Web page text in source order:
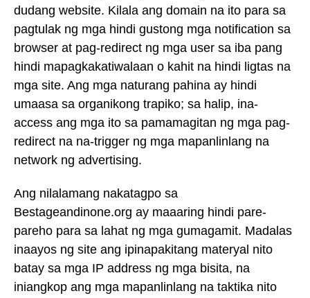
dudang website. Kilala ang domain na ito para sa
pagtulak ng mga hindi gustong mga notification sa
browser at pag-redirect ng mga user sa iba pang
hindi mapagkakatiwalaan o kahit na hindi ligtas na
mga site. Ang mga naturang pahina ay hindi
umaasa sa organikong trapiko; sa halip, ina-
access ang mga ito sa pamamagitan ng mga pag-
redirect na na-trigger ng mga mapanlinlang na
network ng advertising.
Ang nilalamang nakatagpo sa
Bestageandinone.org ay maaaring hindi pare-
pareho para sa lahat ng mga gumagamit. Madalas
inaayos ng site ang ipinapakitang materyal nito
batay sa mga IP address ng mga bisita, na
iniangkop ang mga mapanlinlang na taktika nito